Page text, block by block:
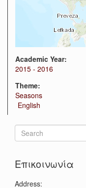
Academic Year:
2015 - 2016
Theme:
Seasons
English
Search
form
Επικοινωνία
Address: